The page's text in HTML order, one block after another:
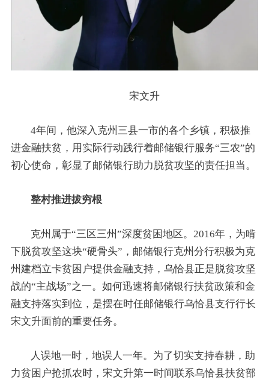
宋文升
4年间，他深入克州三县一市的各个乡镇，积极推
进金融扶贫，用实际行动践行着邮储银行服务“三农”的
初心使命，彰显了邮储银行助力脱贫攻坚的责任担当。
整村推进拔穷根
克州属于“三区三州”深度贫困地区。2016年，为啃
下脱贫攻坚这块“硬骨头”，邮储银行克州分行积极为克
州建档立卡贫困户提供金融支持，乌恰县正是脱贫攻坚
战的“主战场”之一。如何迅速将邮储银行扶贫政策和金
融支持落实到位，是摆在时任邮储银行乌恰县支行行长
宋文升面前的重要任务。
人误地一时，地误人一年。为了切实支持春耕，助
力贫困户抢抓农时，宋文升第一时间联系乌恰县扶贫部